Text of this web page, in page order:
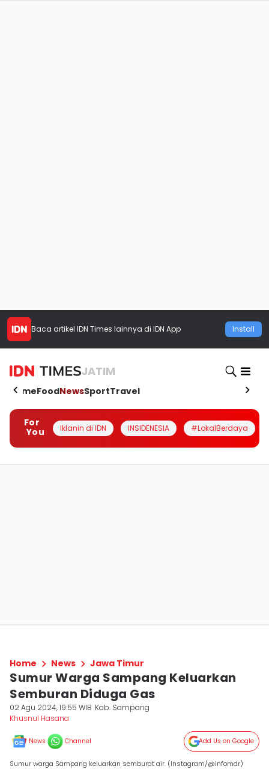
Baca artikel IDN Times lainnya di IDN App Install
JATIM
HomeFoodNewsSportTravel
For
You
Iklanin di IDN INSIDENESIA #LokalBerdaya
Home News Jawa Timur
Sumur Warga Sampang Keluarkan
Semburan Diduga Gas
02 Agu 2024, 19:55 WIB Kab. Sampang
Khusnul Hasana
News Channel Add Us on Google
Sumur warga Sampang keluarkan semburat air. (Instagram/@infomdr)